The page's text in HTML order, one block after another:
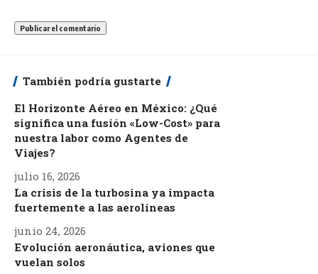
También podría gustarte
El Horizonte Aéreo en México: ¿Qué
significa una fusión «Low-Cost» para
nuestra labor como Agentes de
Viajes?
julio 16, 2026
La crisis de la turbosina ya impacta
fuertemente a las aerolíneas
junio 24, 2026
Evolución aeronáutica, aviones que
vuelan solos